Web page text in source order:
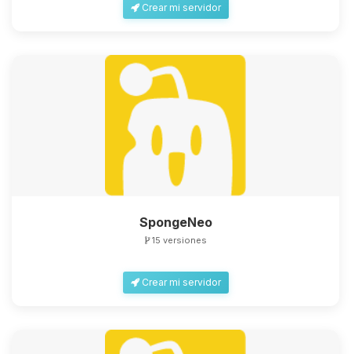
Crear mi servidor
SpongeNeo
15 versiones
Crear mi servidor